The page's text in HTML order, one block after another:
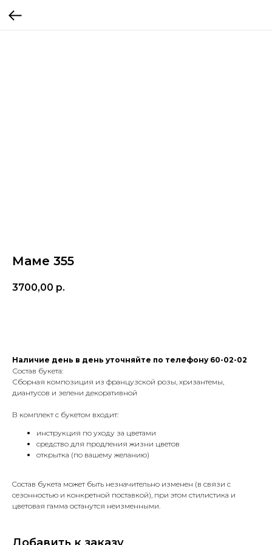
Маме 355
3700,00 р.
Наличие день в день уточняйте по телефону 60-02-02
Состав букета:
Сборная композиция из французской розы, хризантемы,
диантусов и зелени декоративной
В комплект с букетом входит:
инструкция по уходу за цветами
средство для продления жизни цветов
открытка (по вашему желанию)
Cостав букета может быть незначительно изменен (в связи с
сезонностью и конкретной поставкой), при этом стилистика и
цветовая гамма останутся неизменными.